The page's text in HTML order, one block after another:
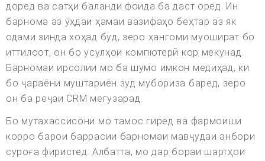
доред ва сатҳи баланди фоида ба даст оред. Ин
барнома аз ӯҳдаи ҳамаи вазифаҳо беҳтар аз як
одами зинда хоҳад буд, зеро ҳангоми муошират бо
иттилоот, он бо усулҳои компютерӣ кор мекунад.
Барномаи ирсолии мо ба шумо имкон медиҳад, ки
бо ҷараёни муштариён зуд мубориза баред, зеро
он ба реҷаи CRM мегузарад.
Бо мутахассисони мо тамос гиред ва фармоиши
корро барои баррасии барномаи мавҷудаи анбори
суроға фиристед. Албатта, мо дар бораи шартҳои